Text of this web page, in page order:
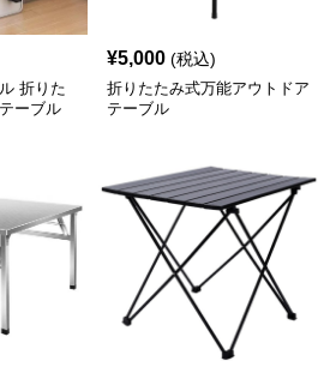
折りた
ーブル
¥5,000 (税込)
折りたたみ式万能アウトドア
テーブル